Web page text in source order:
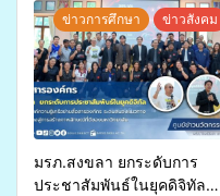
สุขภาพแก่ประชาชนในพื้นที่
อำเภอจะนะ
ข่าวการศึกษา ข่าวสังคม
มรภ.สงขลา ยกระดับการ
ประชาสัมพันธ์ในยุคดิจิทัล